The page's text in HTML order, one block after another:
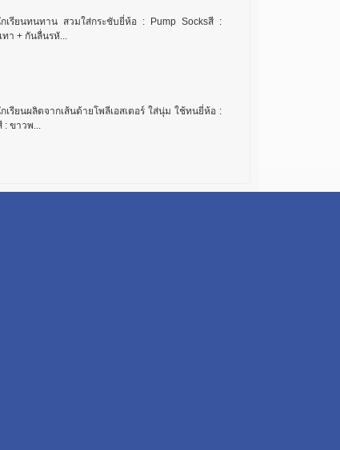
กเรียนทนทาน สวมใส่กระชับยี่ห้อ : Pump Socksสี :
า + กันลื่นรหั...
กเรียนผลิตจากเส้นด้ายโพลีเอสเตอร์ ใส่นุ่ม ใช้ทนยี่ห้อ :
: ขาวพ...